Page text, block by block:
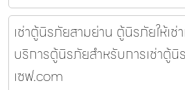
เช่าตู้นิรภัยสามย่าน ตู้นิรภัยให้เช่
บริการตู้นิรภัยสำหรับการเช่าตู้นิ
เซฟ.com